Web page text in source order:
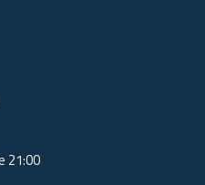
21:00